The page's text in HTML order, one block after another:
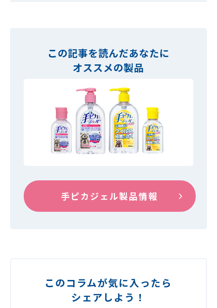
この記事を読んだあなたに
オススメの製品
手ピカジェル製品情報
このコラムが気に入ったら
シェアしよう！